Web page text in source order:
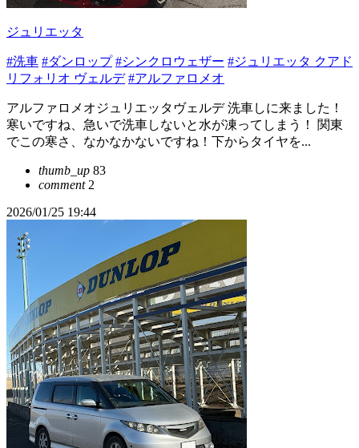
ジュリエッタ
#洗車 #ダンロップ #シンクロウェザー #ジュリエッタ クアド
リフォリオ ヴェルデ #アルファロメオ
アルファロメオジュリエッタヴェルデ 洗車しに来ました！
寒いですね、急いで洗車しないと水が凍ってしまう！ 関東
でこの寒さ、なかなかないですね！下からタイヤを...
thumb_up 83
comment2
2026/01/25 19:44